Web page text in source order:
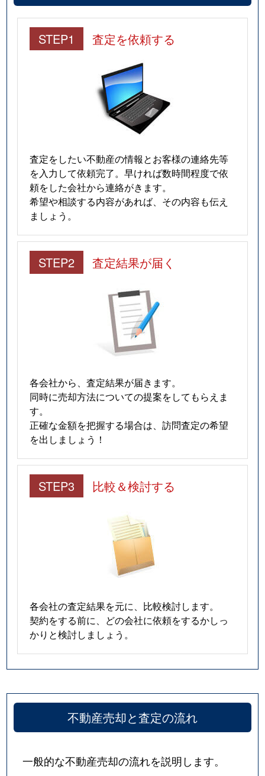
STEP1 査定を依頼する
査定をしたい不動産の情報とお客様の連絡先等
を入力して依頼完了。早ければ数時間程度で依
頼をした会社から連絡がきます。
希望や相談する内容があれば、その内容も伝え
ましょう。
STEP2 査定結果が届く
各会社から、査定結果が届きます。
同時に売却方法についての提案をしてもらえま
す。
正確な金額を把握する場合は、訪問査定の希望
を出しましょう！
STEP3 比較＆検討する
各会社の査定結果を元に、比較検討します。
契約をする前に、どの会社に依頼をするかしっ
かりと検討しましょう。
不動産売却と査定の流れ
一般的な不動産売却の流れを説明します。